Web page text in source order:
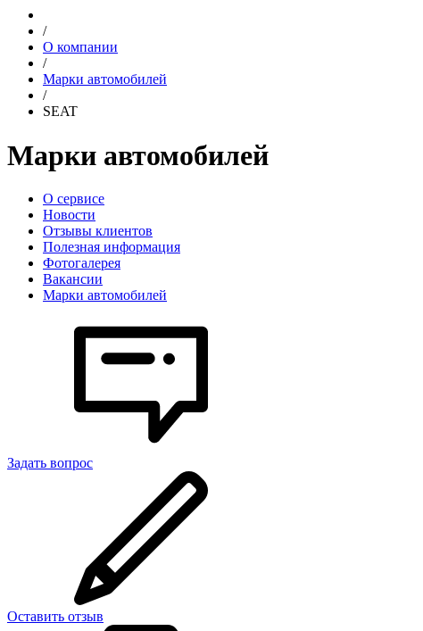
/
О компании
/
Марки автомобилей
/
SEAT
Марки автомобилей
О сервисе
Новости
Отзывы клиентов
Полезная информация
Фотогалерея
Вакансии
Марки автомобилей
Задать вопрос
Оставить отзыв